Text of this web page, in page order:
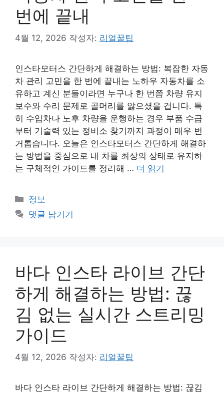
번에 끝내
4월 12, 2026 작성자: 리얼꿀팁
인스타모터스 간단하게 해결하는 방법: 복잡한 자동
차 관리 고민을 한 번에 끝내는 노하우 자동차를 소
유하고 계신 분들이라면 누구나 한 번쯤 차량 유지
보수와 수리 문제로 골머리를 앓으셨을 겁니다. 특
히 수입차나 노후 차량을 운행하는 경우 부품 수급
부터 기술력 있는 정비소 찾기까지 과정이 매우 번
거롭습니다. 오늘은 인스타모터스 간단하게 해결하
는 방법을 중심으로 내 차를 최상의 상태로 유지하
는 구체적인 가이드를 정리해 … 더 읽기
카
테
고
정보
댓글 남기기
바다 인스타 라이브 간단
하게 해결하는 방법: 끊
김 없는 실시간 스트리밍
가이드
4월 12, 2026 작성자: 리얼꿀팁
바다 인스타 라이브 간단하게 해결하는 방법: 끊김